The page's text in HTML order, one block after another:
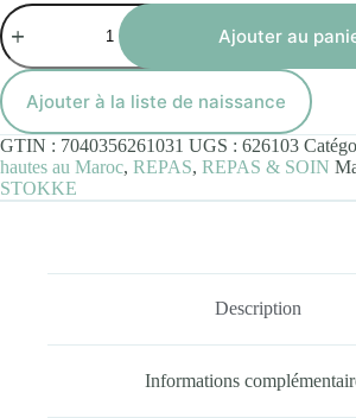
quantité
de
Stokke®
Nomi®
Baby
Set
Gris
Ajouter au
Ajouter à la liste de naissance
GTIN : 7040356261031 UGS : 626103
hautes au Maroc, REPAS, REPAS & SOIN
STOKKE
Description
Informations